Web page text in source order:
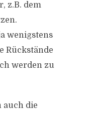
z.B. dem
wenigstens
Rückstände
werden zu
auch die